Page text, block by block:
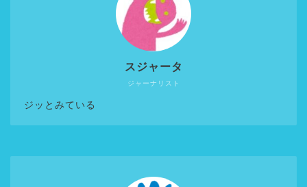
ジャーナリスト
スジャータ
ジッとみている